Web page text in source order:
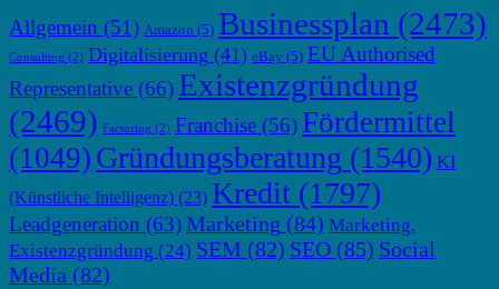
Allgemein (51) Amazon (5) Businessplan (2473)
Consulting (2) Digitalisierung (41) eBay (5) EU Authorised
Representative (66) Existenzgründung
(2469) Factoring (2) Franchise (56) Fördermittel
(1049) Gründungsberatung (1540) KI
(Künstliche Intelligenz) (23) Kredit (1797)
Leadgeneration (63)Marketing (84) Marketing.
Existenzgründung (24) SEM (82) SEO (85) Social
Media (82)